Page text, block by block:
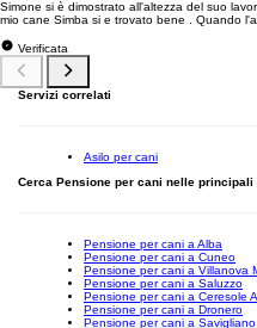
Simone si è dimostrato all'altezza del suo
mio cane Simba si e trovato bene . Quando
Verificata
Servizi correlati
Asilo per cani
Cerca Pensione per cani nelle principali
Pensione per cani a Alba
Pensione per cani a Cuneo
Pensione per cani a Villanova
Pensione per cani a Saluzzo
Pensione per cani a Ceresole
Pensione per cani a Dronero
Pensione per cani a Savigliano